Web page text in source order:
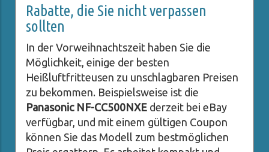
Rabatte, die Sie nicht verpassen
sollten
In der Vorweihnachtszeit haben Sie die
Möglichkeit, einige der besten
Heißluftfritteusen zu unschlagbaren Preisen
zu bekommen. Beispielsweise ist die
Panasonic NF-CC500NXE derzeit bei eBay
verfügbar, und mit einem gültigen Coupon
können Sie das Modell zum bestmöglichen